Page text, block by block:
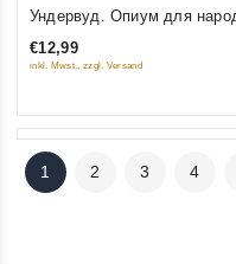
out
of
Ундервуд. Опиум для
€12,99
inkl. Mwst., zzgl. Versand
1 2 3 4